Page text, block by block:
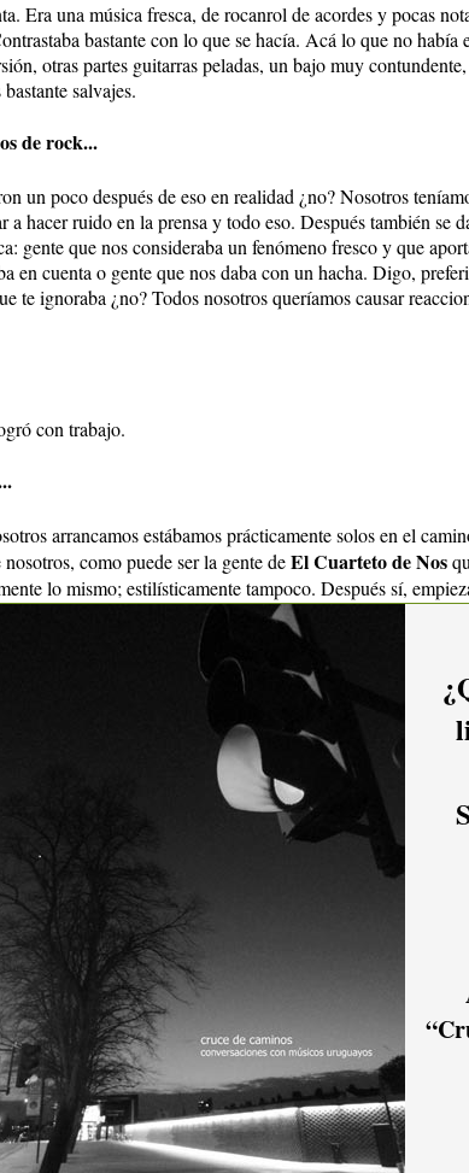
Era una música fresca, de rocanrol de acordes y pocas
bastante con lo que se hacía. Acá lo que no había
otras partes guitarras peladas, un bajo muy
salvajes.
de rock...
un poco después de eso en realidad ¿no? Nosotros
a hacer ruido en la prensa y todo eso. Después también se
gente que nos consideraba un fenómeno fresco y que
en cuenta o gente que nos daba con un hacha. Digo,
te ignoraba ¿no? Todos nosotros queríamos causar
con trabajo.
arrancamos estábamos prácticamente solos en el
como puede ser la gente deEl Cuarteto de Nos
lo mismo; estilísticamente tampoco. Después sí,
con una postura y un estilo más parecido que surge,
nosotros, son
Los Traidores sin duda.
cambiaron disco a disco, fueron proponiendo cosas
grabamos el primer disco,Tango que me hiciste mal
,
y estábamos más influenciados por la corriente dark, que
como Joy Division y como Bauhaus. Y en ese disco se
etapa punk quedó muy poco registrada en disco; tal vez
ensalada Graffiti
y no en un disco nuestro, un error de
vos, un cambio, una evolución de disco a disco, tomando
con baterista diferente.
pero fue casual que fueran los bateristas.
estar en Estómagos?
trabajo tiene su parte dificultosa en sí, pero a la vez era
fue muy grato a la vez.